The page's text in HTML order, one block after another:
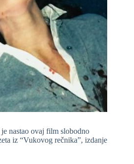
nastao ovaj film slobodno
iz “Vukovog rečnika”, izdanje